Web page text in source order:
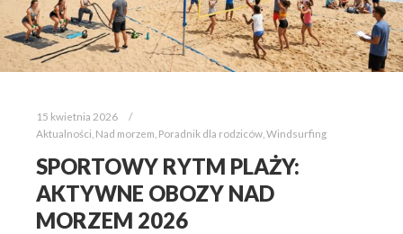
15 kwietnia 2026
Aktualności Nad morzem Poradnik dla rodziców Windsurfing
SPORTOWY RYTM PLAŻY:
AKTYWNE OBOZY NAD
MORZEM 2026